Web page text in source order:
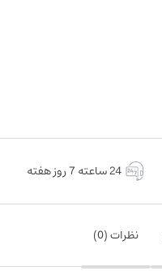
24 ساعته 7 روز هفته
نظرات (0
)